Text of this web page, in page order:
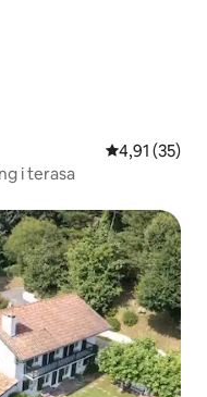
Prosječna
4,91 (35)
i terasa